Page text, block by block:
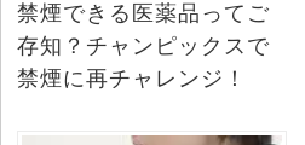
禁煙できる医薬品ってご
存知？チャンピックスで
禁煙に再チャレンジ！